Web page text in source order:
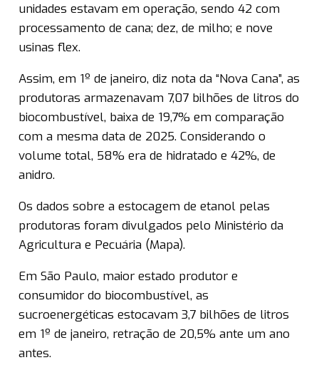
unidades estavam em operação, sendo 42 com
processamento de cana; dez, de milho; e nove
usinas flex.
Assim, em 1º de janeiro, diz nota da “Nova Cana”, as
produtoras armazenavam 7,07 bilhões de litros do
biocombustível, baixa de 19,7% em comparação
com a mesma data de 2025. Considerando o
volume total, 58% era de hidratado e 42%, de
anidro.
Os dados sobre a estocagem de etanol pelas
produtoras foram divulgados pelo Ministério da
Agricultura e Pecuária (Mapa).
Em São Paulo, maior estado produtor e
consumidor do biocombustível, as
sucroenergéticas estocavam 3,7 bilhões de litros
em 1º de janeiro, retração de 20,5% ante um ano
antes.